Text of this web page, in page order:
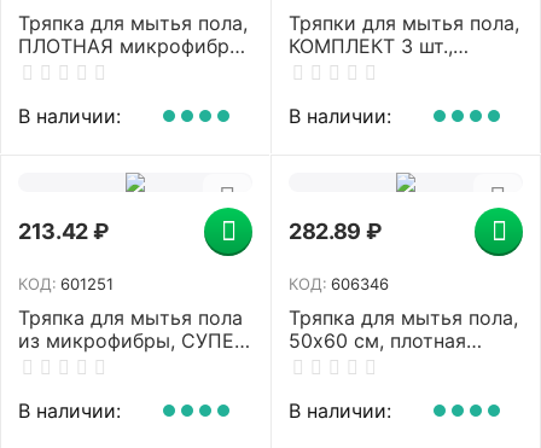
Тряпка для мытья пола,
ПЛОТНАЯ микрофибра,
70х80 см, синяя, 220 г/
606309
В наличии:
Тряпки для мытья пола,
КОМПЛЕКТ 3 шт.,
микрофибра, 50х60 см,
ОФИСМАГ, 603945
В наличии:
213.42₽
КОД: 601251
Тряпка для мытья пола
из микрофибры, СУПЕР
ПЛОТНАЯ, 50х60 см,
LAIMA, 601251
В наличии:
282.89 ₽
КОД: 606346
Тряпка для мытья пола,
50х60 см, плотная
микрофибра, желтая,
"Practi Microfiber",
В наличии: